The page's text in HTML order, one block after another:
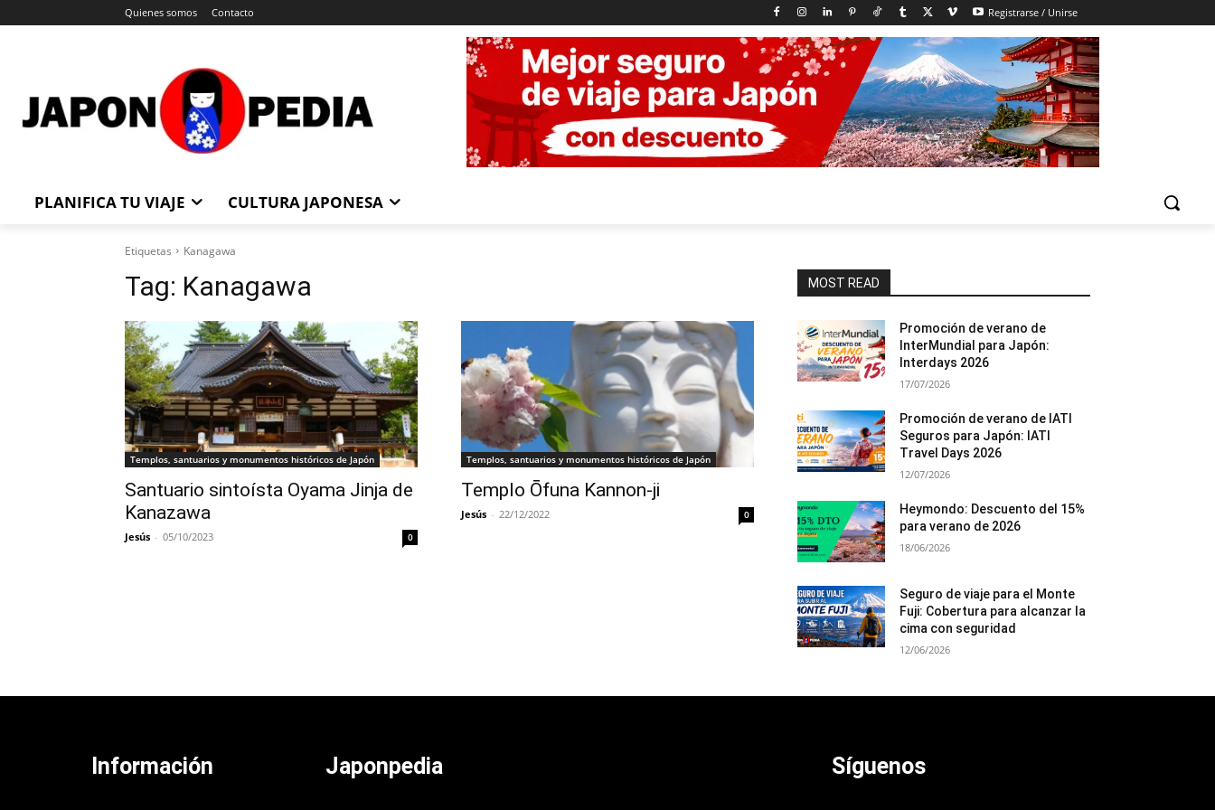
Registrarse / Unirse
Quienes somos Contacto
PLANIFICA TU VIAJE CULTURA JAPONESA
Etiquetas Kanagawa
Tag: Kanagawa
Templos, santuarios y monumentos históricos de Japón
Santuario sintoísta Oyama Jinja de
Kanazawa
Jesús - 05/10/2023 0
Templos, santuarios y monumentos históricos de Japón
Templo Ōfuna Kannon-ji
Jesús - 22/12/2022 0
MOST READ
Promoción de verano de
InterMundial para Japón:
Interdays 2026
17/07/2026
Promoción de verano de IATI
Seguros para Japón: IATI
Travel Days 2026
12/07/2026
Heymondo: Descuento del 15%
para verano de 2026
18/06/2026
Seguro de viaje para el Monte
Fuji: Cobertura para alcanzar la
cima con seguridad
12/06/2026
Información Japonpedia Síguenos